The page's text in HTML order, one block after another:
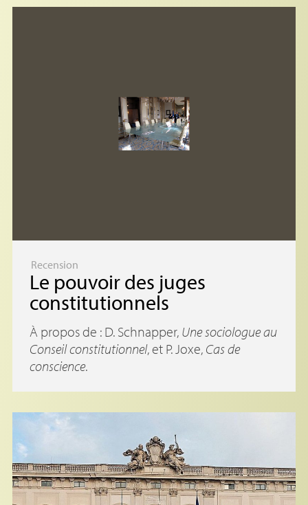
Recension
Le pouvoir des juges
constitutionnels
À propos de : D. Schnapper, Une sociologue au
Conseil constitutionnel, et P. Joxe, Cas de
conscience.